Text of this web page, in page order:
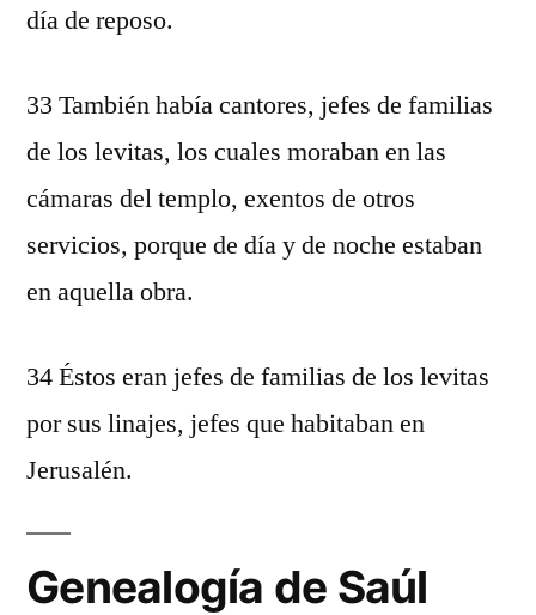
día de reposo.
33 También había cantores, jefes de familias
de los levitas, los cuales moraban en las
cámaras del templo, exentos de otros
servicios, porque de día y de noche estaban
en aquella obra.
34 Éstos eran jefes de familias de los levitas
por sus linajes, jefes que habitaban en
Jerusalén.
Genealogía de Saúl